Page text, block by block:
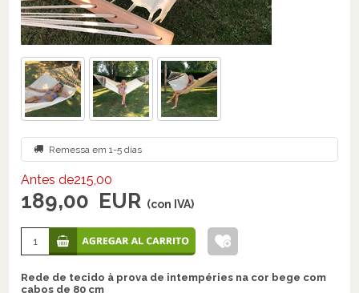
Remessa em 1-5 días
Antes de215,00
189,00 EUR (con IVA)
Rede de tecido à prova de intempéries na cor bege com
cabos de 80 cm